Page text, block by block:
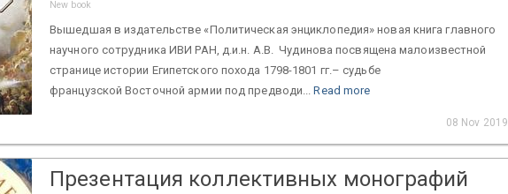
New book
Вышедшая в издательстве «Политическая энциклопедия» новая книга главного
научного сотрудника ИВИ РАН, д.и.н. А.В. Чудинова посвящена малоизвестной
странице истории Египетского похода 1798-1801 гг.– судьбе
французской Восточной армии под предводи...Read more
08 Nov 2019
Презентация коллективных монографий